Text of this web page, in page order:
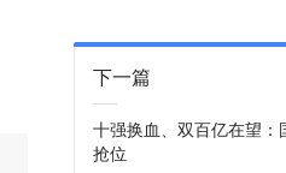
下一篇
十强换血、双百亿在望：
抢位